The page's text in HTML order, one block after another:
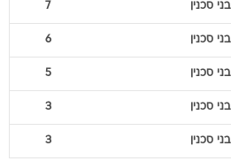
בני סכנין 7
בני סכנין 6
בני סכנין 5
בני סכנין 3
בני סכנין 3